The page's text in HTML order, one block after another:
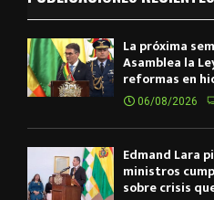
La próxima
Asamblea la
reformas en
06/08/2026
Edmand Lara
ministros
sobre crisis